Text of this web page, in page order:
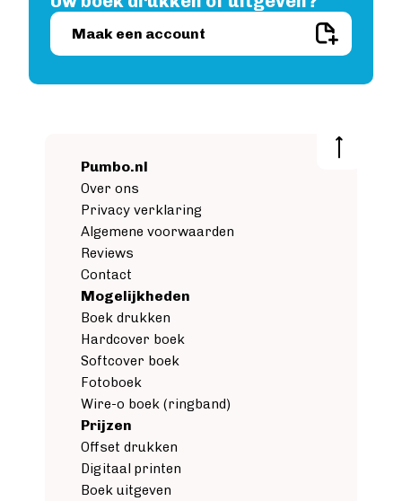
Image
Maak een account
Pumbo.nl
Over ons
Privacy verklaring
Algemene voorwaarden
Reviews
Contact
Mogelijkheden
Boek drukken
Hardcover boek
Softcover boek
Fotoboek
Wire-o boek (ringband)
Prijzen
Offset drukken
Digitaal printen
Boek uitgeven